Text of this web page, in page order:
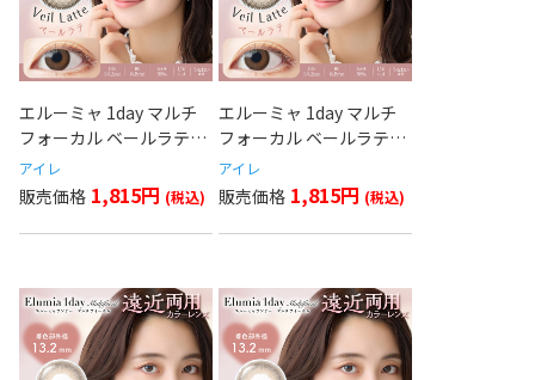
エルーミャ 1day マルチ
フォーカル ベールラテ
(ADD+1.50)
アイレ
1,815円
エルーミャ 1day マルチ
フォーカル ベールラテ
(ADD+0.75)
アイレ
1,815円